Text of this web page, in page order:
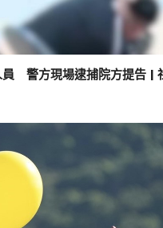
員 警方現場逮捕院方提告 |